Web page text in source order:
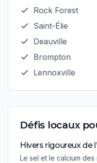
Rock Forest
Saint-Élie
Deauville
Brompton
Lennoxville
Défis locaux
Hivers rigoureux de
Le sel et le calcium